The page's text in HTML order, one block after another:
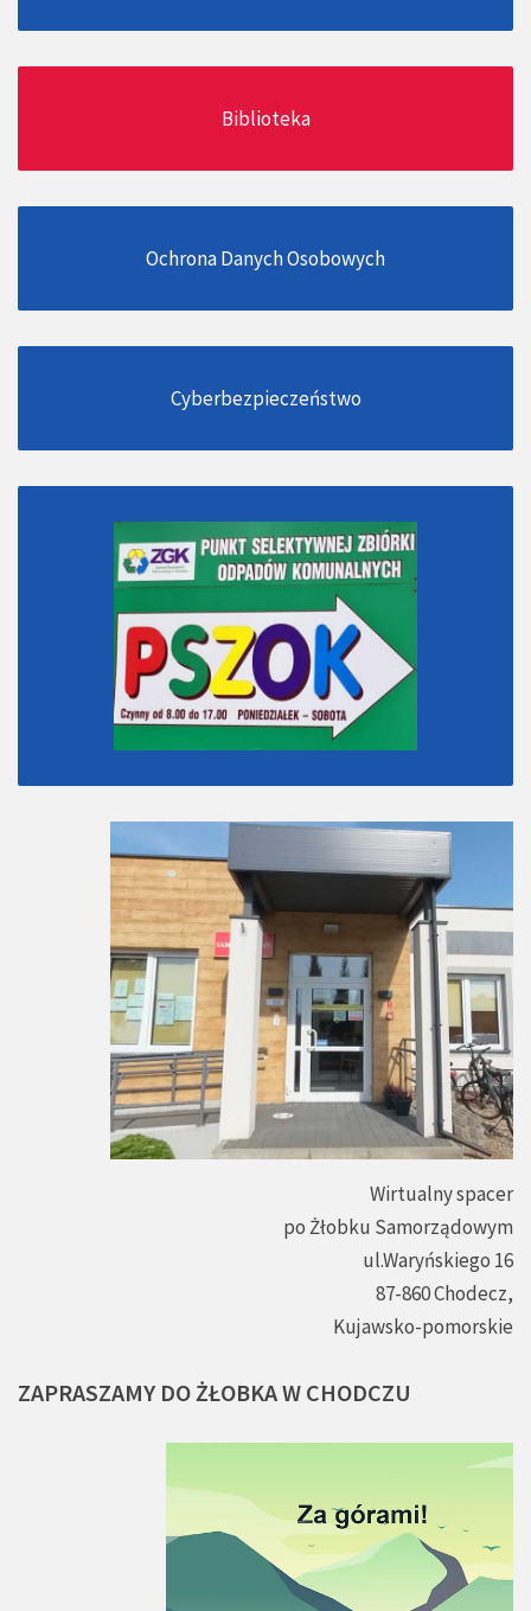
Biblioteka
Ochrona Danych Osobowych
Cyberbezpieczeństwo
Wirtualny spacer
po Żłobku Samorządowym
ul.Waryńskiego 16
87-860 Chodecz,
Kujawsko-pomorskie
ZAPRASZAMY DO ŻŁOBKAW CHODCZU